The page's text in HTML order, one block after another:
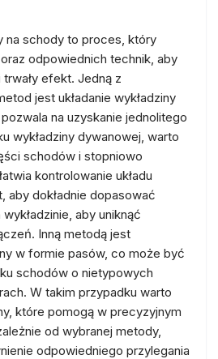
na schody to proces, który
odpowiednich technik, aby
efekt. Jedną z
jest układanie wykładziny
na uzyskanie jednolitego
wykładziny dywanowej, warto
schodów i stopniowo
kontrolowanie układu
aby dokładnie dopasować
aby uniknąć
Inną metodą jest
w formie pasów, co może być
schodów o nietypowych
W takim przypadku warto
które pomogą w precyzyjnym
od wybranej metody,
odpowiedniego przylegania